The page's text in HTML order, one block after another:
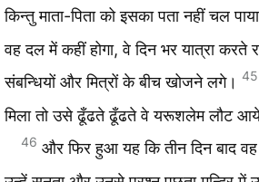
किन्तु माता-पिता को इसका पता नहीं चल
वह दल में कहीं होगा, वे दिन भर यात्रा
संबन्धियों और मित्रों के बीच खोजने लगे। 45
मिला तो उसे ढूँढते ढूँढते वे यरूशलेम लौट
46 और फिर हुआ यह कि तीन दिन बाद